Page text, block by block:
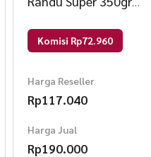
khaisat yang nyata, dengan
pcs Madu
Komisi Rp72.960
Harga Reseller
Rp117.040
Harga Jual
Rp190.000